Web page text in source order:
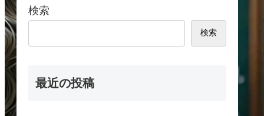
検索
検索
最近の投稿